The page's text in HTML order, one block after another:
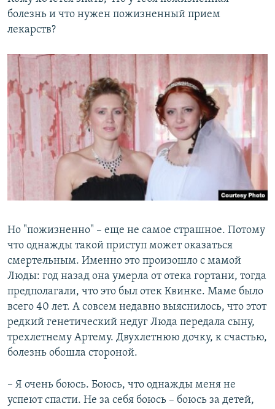
болезнь и что нужен пожизненный прием
лекарств?
Но "пожизненно" – еще не самое страшное. Потому
что однажды такой приступ может оказаться
смертельным. Именно это произошло с мамой
Люды: год назад она умерла от отека гортани, тогда
предполагали, что это был отек Квинке. Маме было
всего 40 лет. А совсем недавно выяснилось, что этот
редкий генетический недуг Люда передала сыну,
трехлетнему Артему. Двухлетнюю дочку, к счастью,
болезнь обошла стороной.
– Я очень боюсь. Боюсь, что однажды меня не
успеют спасти. Не за себя боюсь – боюсь за детей,